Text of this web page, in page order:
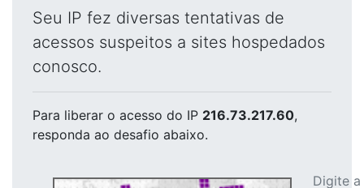
Seu IP fez diversas tentativas de
acessos suspeitos a sites hospedados
conosco.
Para liberar o acesso do IP 216.73.217.60,
responda ao desafio abaixo.
Digite